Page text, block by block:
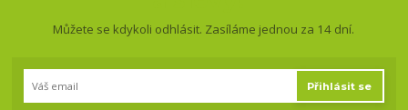
Můžete se kdykoli odhlásit. Zasíláme jednou za 14 dní.
Přihlásit se